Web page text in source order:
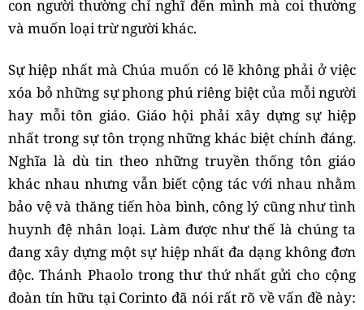
con người thường chỉ nghĩ đến mình mà coi thường
và muốn loại trừ người khác.
Sự hiệp nhất mà Chúa muốn có lẽ không phải ở việc
xóa bỏ những sự phong phú riêng biệt của mỗi người
hay mỗi tôn giáo. Giáo hội phải xây dựng sự hiệp
nhất trong sự tôn trọng những khác biệt chính đáng.
Nghĩa là dù tin theo những truyền thống tôn giáo
khác nhau nhưng vẫn biết cộng tác với nhau nhằm
bảo vệ và thăng tiến hòa bình, công lý cũng như tình
huynh đệ nhân loại. Làm được như thế là chúng ta
đang xây dựng một sự hiệp nhất đa dạng không đơn
độc. Thánh Phaolo trong thư thứ nhất gửi cho cộng
đoàn tín hữu tại Corinto đã nói rất rõ về vấn đề này: